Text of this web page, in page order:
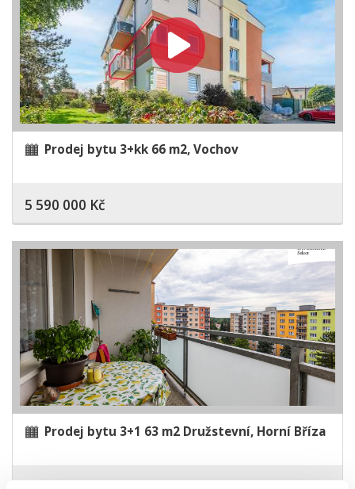
Prodej bytu 3+kk 66 m2, Vochov
5 590 000 Kč
Prodej bytu 3+1 63 m2 Družstevní, Horní Bříza